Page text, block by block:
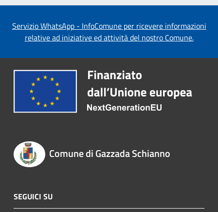
Servizio WhatsApp - InfoComune per ricevere informazioni
relative ad iniziative ed attività del nostro Comune.
Comune di Gazzada Schianno
SEGUICI SU